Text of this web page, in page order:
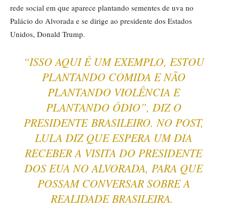
rede social em que aparece plantando sementes de uva no
Palácio do Alvorada e se dirige ao presidente dos Estados
Unidos, Donald Trump.
“ISSO AQUI É UM EXEMPLO, ESTOU
PLANTANDO COMIDA E NÃO
PLANTANDO VIOLÊNCIA E
PLANTANDO ÓDIO”, DIZ O
PRESIDENTE BRASILEIRO. NO POST,
LULA DIZ QUE ESPERA UM DIA
RECEBER A VISITA DO PRESIDENTE
DOS EUA NO ALVORADA, PARA QUE
POSSAM CONVERSAR SOBRE A
REALIDADE BRASILEIRA.